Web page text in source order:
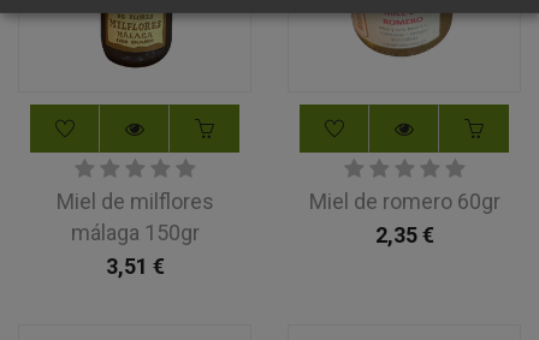
Miel de milflores
málaga 150gr
3,51 €
Miel de romero 60gr
2,35€